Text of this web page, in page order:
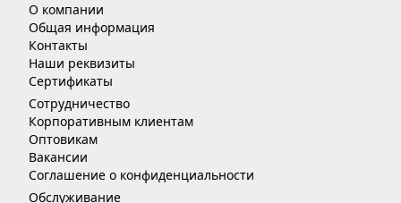
О компании
Общая информация
Контакты
Наши реквизиты
Сертификаты
Сотрудничество
Корпоративным клиентам
Оптовикам
Вакансии
Соглашение о конфиденциальности
Обслуживание